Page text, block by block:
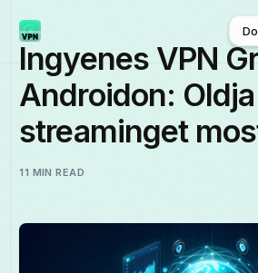
Download free VPN
Ingyenes VPN
Androidon:
streaminget
11 MIN READ